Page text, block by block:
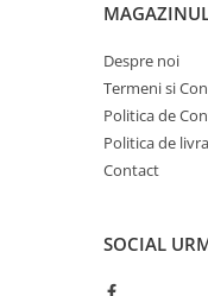
Suplimente pentru
Antioxidanti
Altele-Suplimente
Despre noi
Termeni si
Politica de
Politica de
Contact
SOCIAL